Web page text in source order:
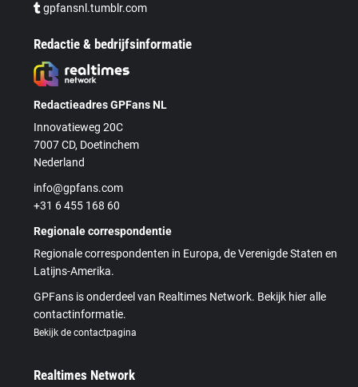
gpfansnl.tumblr.com
Redactie & bedrijfsinformatie
Redactieadres GPFans NL
Innovatieweg 20C
7007 CD, Doetinchem
Nederland
info@gpfans.com
+31 6 455 168 60
Regionale correspondentie
Regionale correspondenten in Europa, de Verenigde Staten en
Latijns-Amerika.
GPFans is onderdeel van Realtimes Network. Bekijk hier alle
contactinformatie.
Bekijk de contactpagina
Realtimes Network